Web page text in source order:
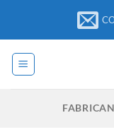
contenido